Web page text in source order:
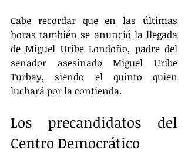
Cabe recordar que en las últimas
horas también se anunció la llegada
de Miguel Uribe Londoño, padre del
senador asesinado Miguel Uribe
Turbay, siendo el quinto quien
luchará por la contienda.
Los precandidatos del
Centro Democrático